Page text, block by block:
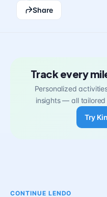
Share
Track every
Personalized
insights — all
Try
CONTINUE LENDO